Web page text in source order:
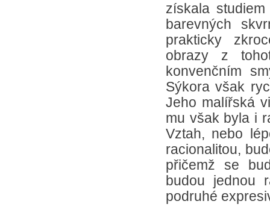
získala
barevných
prakticky
obrazy z
konvenčním
Sýkora však
Jeho malířská
mu však byla i
Vztah, nebo
racionalitou,
přičemž se
budou jednou
podruhé